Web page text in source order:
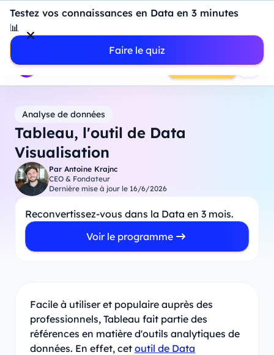
Testez vos connaissances en Data en 3 minutes
📊
Faire le quiz
Introduction à Power BI : construisez votre premier
dashboard de A à Z
- Mardi 11
18h00
Professionnels
Étudiants Parents Entreprises
Prendre RDV
Analyse de données
Tableau, l'outil de Data
Visualisation
Par Antoine Krajnc
CEO & Fondateur
Dernière mise à jour le 16/6/2026
Reconvertissez-vous dans la Data en 3 mois.
Voir le programme
Facile à utiliser et populaire auprès des
professionnels, Tableau fait partie des
références en matière d'outils analytiques de
données. En effet, cet outil de Data